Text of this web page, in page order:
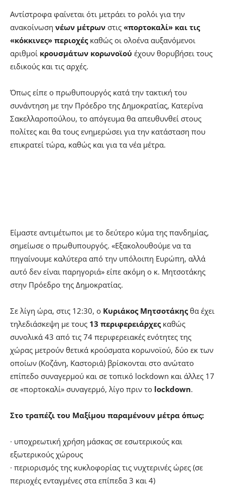
Αντίστροφα φαίνεται ότι μετράει το ρολόι για την
ανακοίνωση νέων μέτρων στις «πορτοκαλί» και τις
«κόκκινες» περιοχέςκαθώς οι ολοένα αυξανόμενοι
αριθμοί κρουσμάτων κορωνοϊού έχουν θορυβήσει τους
ειδικούς και τις αρχές.
Όπως είπε ο πρωθυπουργός κατά την τακτική του
συνάντηση με την Πρόεδρο της Δημοκρατίας, Κατερίνα
Σακελλαροπούλου, το απόγευμα θα απευθυνθεί στους
πολίτες και θα τους ενημερώσει για την κατάσταση που
επικρατεί τώρα, καθώς και για τα νέα μέτρα.
Είμαστε αντιμέτωποι με το δεύτερο κύμα της πανδημίας,
σημείωσε ο πρωθυπουργός. «Εξακολουθούμε να τα
πηγαίνουμε καλύτερα από την υπόλοιπη Ευρώπη, αλλά
αυτό δεν είναι παρηγοριά» είπε ακόμη ο κ. Μητσοτάκης
στην Πρόεδρο της Δημοκρατίας.
Σε λίγη ώρα, στις 12:30, ο Κυριάκος Μητσοτάκηςθα έχει
τηλεδιάσκεψη με τους 13 περιφερειάρχεςκαθώς
συνολικά 43 από τις 74 περιφερειακές ενότητες της
χώρας μετρούν θετικά κρούσματα κορωνοϊού, δύο εκ των
οποίων (Κοζάνη, Καστοριά) βρίσκονται στο ανώτατο
επίπεδο συναγερμού και σε τοπικό lockdown και άλλες 17
σε «πορτοκαλί» συναγερμό, λίγο πριν το lockdown.
Στο τραπέζι του Μαξίμου παραμένουν μέτρα όπως:
· υποχρεωτική χρήση μάσκας σε εσωτερικούς και
εξωτερικούς χώρους
· περιορισμός της κυκλοφορίας τις νυχτερινές ώρες (σε
περιοχές ενταγμένες στα επίπεδα 3 και 4)